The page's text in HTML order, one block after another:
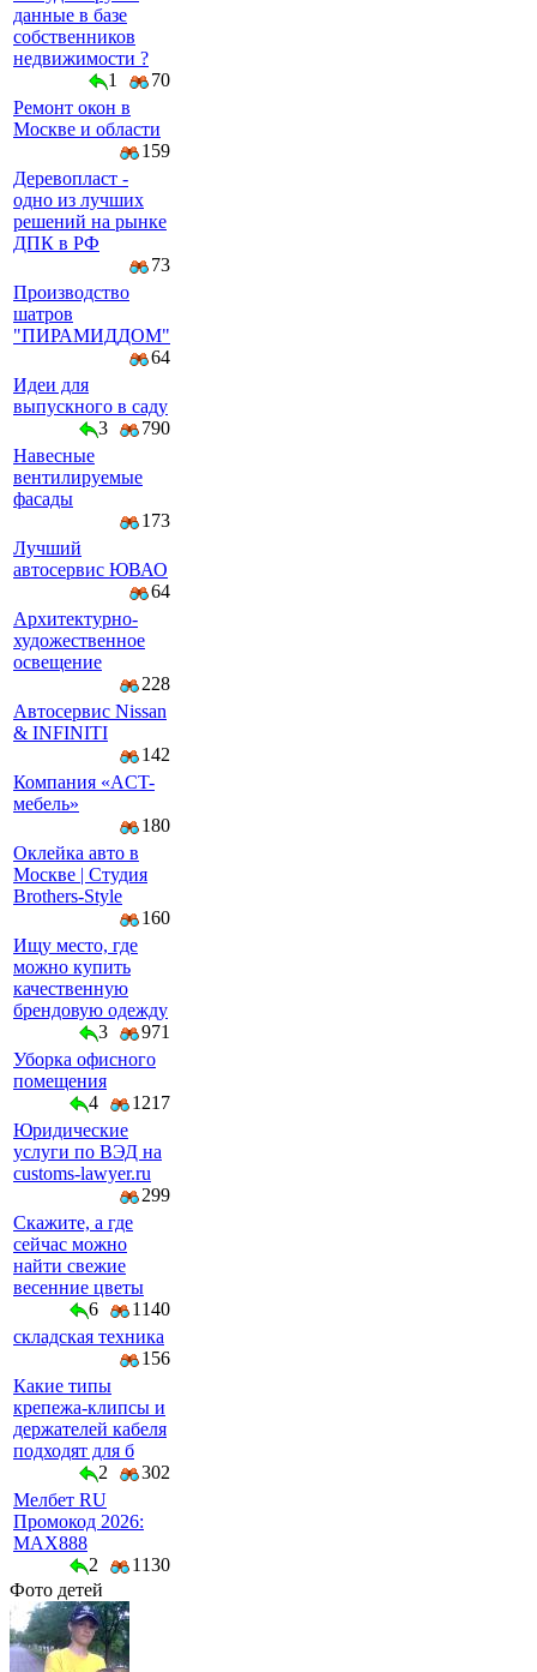
данные в базе
собственников
недвижимости ?
1
70
Ремонт окон в
Москве и области
159
Деревопласт -
одно из лучших
решений на рынке
ДПК в РФ
73
Производство
шатров
"ПИРАМИДДОМ"
64
Идеи для
выпускного в саду
3
790
Навесные
вентилируемые
фасады
173
Лучший
автосервис ЮВАО
64
Архитектурно-
художественное
освещение
228
Автосервис Nissan
& INFINITI
142
Компaния «AСT-
мeбeль»
180
Оклейка авто в
Москве | Студия
Brothers-Style
160
Ищу место, где
можно купить
качественную
брендовую одежду
3
971
Уборка офисного
помещения
4
1217
Юридические
услуги по ВЭД на
customs-lawyer.ru
299
Скажите, а где
сейчас можно
найти свежие
весенние цветы
6
1140
складская техника
156
Какие типы
крепежа-клипсы и
держателей кабеля
подходят для б
2
302
Мелбет RU
Промокод 2026:
MAX888
2
1130
Фото детей